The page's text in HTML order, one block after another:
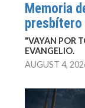
Memoria
presbítero
"VAYAN POR
EVANGELIO.
AUGUST 4,